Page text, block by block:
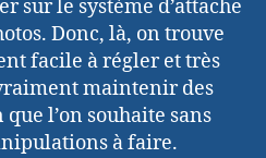
sur le système d’attache
Donc, là, on trouve
facile à régler et très
maintenir des
l’on souhaite sans
à faire.